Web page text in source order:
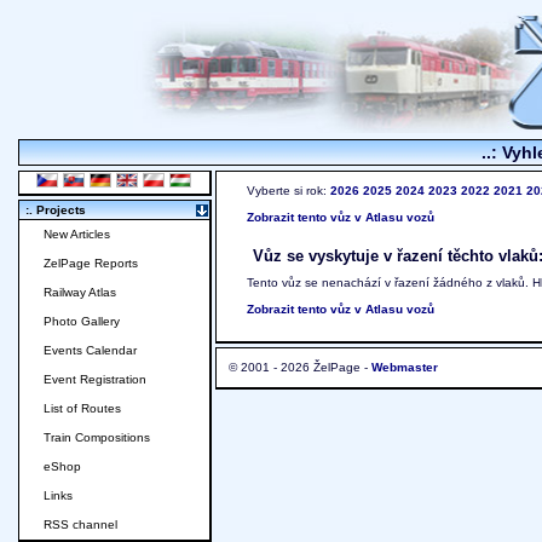
..:
Vyberte si rok: 2026 2025 2024 2023 2022 2021
Zobrazit tento vůz v Atlasu vozů
Vůz se vyskytuje v řazení těchto vlaků:
Tento vůz se nenachází v řazení žádného z vlaků.
Zobrazit tento vůz v Atlasu vozů
© 2001 - 2026 ŽelPage - Webmaster
:. Projects
New Articles
ZelPage Reports
Railway Atlas
Photo Gallery
Events Calendar
Event Registration
List of Routes
Train Compositions
eShop
Links
RSS channel